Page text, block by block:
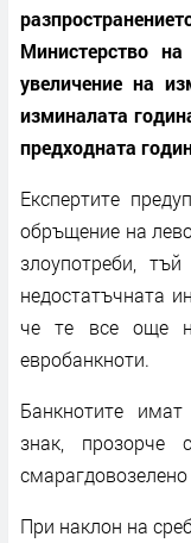
Министерство
увеличение на
изминалата
предходната
Експертите
обръщение на
злоупотреби,
недостатъчната
че те все още
евробанкноти.
Банкнотите
знак, прозорче
При наклон на